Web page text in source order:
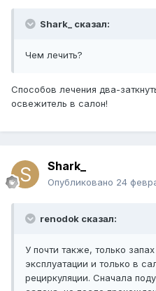
Shark_ сказал:
Чем лечить?
Способов лечения два-
освежитель в салон!
Shark_
Опубликовано 24
renodok сказал:
У почти также, только
эксплуатации и только в
рециркуляции. Сначала